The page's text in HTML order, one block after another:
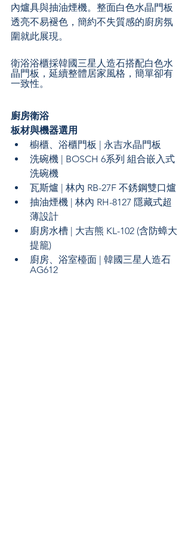
內爐具與抽油煙機。整面白色水晶門板
透亮不易褪色，簡約不失質感的廚房氛
圍就此展現。
衛浴浴櫃採韓國三星人造石搭配白色水
晶門板，延續整體居家風格，簡單卻有
一致性。
廚房衛浴
板材與機器選用
櫥櫃、浴櫃門板 | 永吉水晶門板
洗碗機 | BOSCH 6系列 組合嵌入式
洗碗機
瓦斯爐 | 林內 RB-27F 不銹鋼雙口爐
抽油煙機 | 林內 RH-8127 隱藏式超
薄設計
廚房水槽 | 大吉熊 KL-102 (含防蟑大
提籠)
廚房、浴室檯面 | 韓國三星人造石
AG612